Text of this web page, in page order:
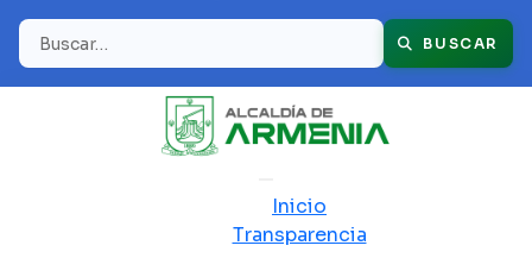
Buscar BUSCAR
Inicio
Transparencia